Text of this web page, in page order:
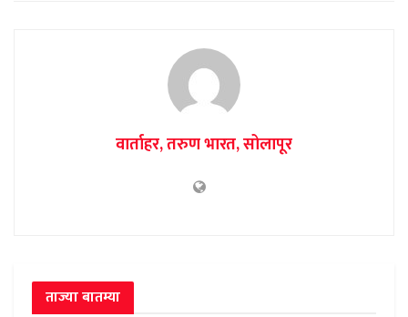
वार्ताहर, तरुण भारत, सोलापूर
ताज्या बातम्या